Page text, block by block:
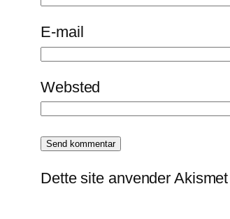
E-mail
Websted
Dette site anvender